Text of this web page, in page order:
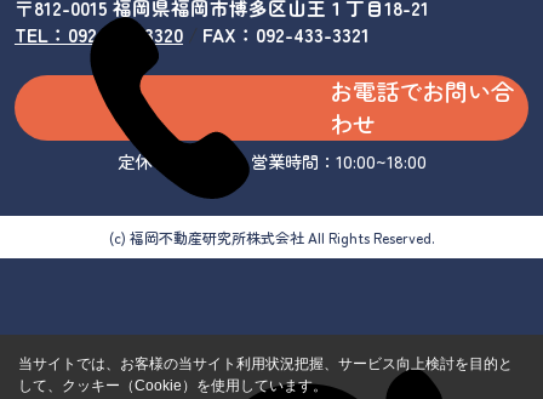
〒812-0015 福岡県福岡市博多区山王１丁目18-21
TEL：092-433-3320/ FAX：092-433-3321
お電話でお問い合
わせ
定休日：水曜日 営業時間：10:00~18:00
(c) 福岡不動産研究所株式会社 All Rights Reserved.
当サイトでは、お客様の当サイト利用状況把握、サービス向上検討を目的と
して、クッキー（Cookie）を使用しています。